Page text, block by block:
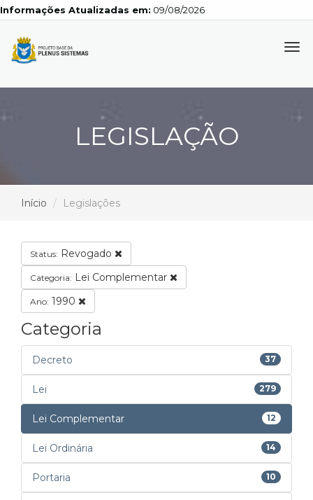
Atualizadas em: 09/08/2026
LEGISLAÇÃO
Início Legislações
Status: Revogado
Categoria: Lei Complementar
Ano: 1990
Categoria
Decreto 37
Lei 279
Lei Complementar 12
Lei Ordinária 14
Portaria 10